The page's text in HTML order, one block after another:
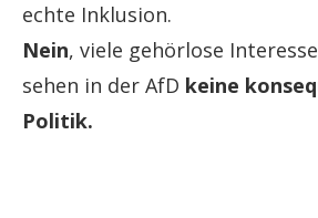
echte Inklusion.
Nein, viele gehörlose
sehen in der AfD keine
Politik.